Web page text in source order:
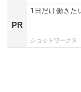
PR
1日だけ働きた
ショットワークス